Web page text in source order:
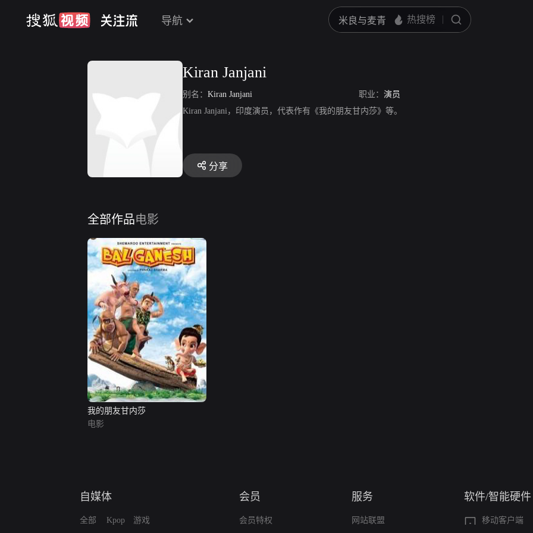
导航
Kiran Janjani
别名： Kiran Janjani 职业： 演员
Kiran Janjani，印度演员，代表作有《我的朋友甘内莎》等。
分享
全部作品电影
我的朋友甘内莎
电影
自媒体
全部 Kpop 游戏
会员
会员特权
服务
网站联盟
软件/智能硬件
移动客户端